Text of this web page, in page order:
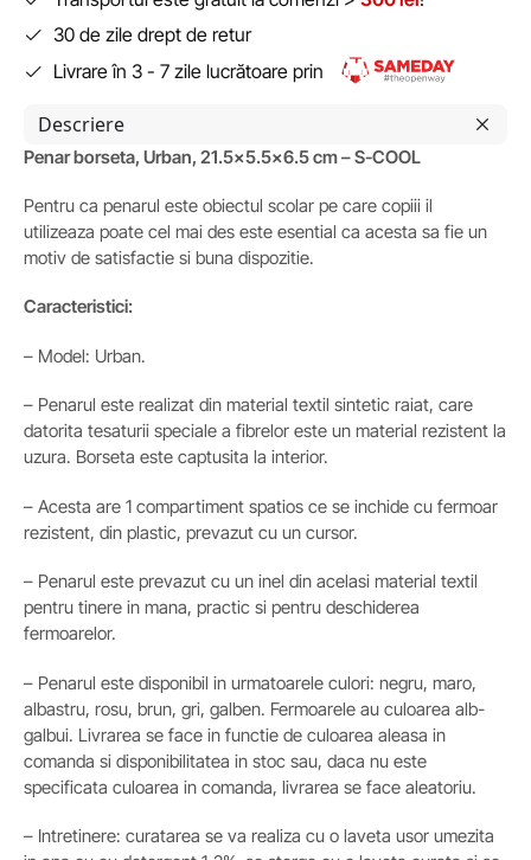
30 de zile drept de retur
Livrare în 3 - 7 zile lucrătoare prin
Descriere
Penar borseta, Urban, 21.5×5.5×6.5 cm – S-COOL
Pentru ca penarul este obiectul scolar pe care copiii il
utilizeaza poate cel mai des este esential ca acesta sa fie un
motiv de satisfactie si buna dispozitie.
Caracteristici:
– Model: Urban.
– Penarul este realizat din material textil sintetic raiat, care
datorita tesaturii speciale a fibrelor este un material rezistent la
uzura. Borseta este captusita la interior.
– Acesta are 1 compartiment spatios ce se inchide cu fermoar
rezistent, din plastic, prevazut cu un cursor.
– Penarul este prevazut cu un inel din acelasi material textil
pentru tinere in mana, practic si pentru deschiderea
fermoarelor.
– Penarul este disponibil in urmatoarele culori: negru, maro,
albastru, rosu, brun, gri, galben. Fermoarele au culoarea alb-
galbui. Livrarea se face in functie de culoarea aleasa in
comanda si disponibilitatea in stoc sau, daca nu este
specificata culoarea in comanda, livrarea se face aleatoriu.
– Intretinere: curatarea se va realiza cu o laveta usor umezita